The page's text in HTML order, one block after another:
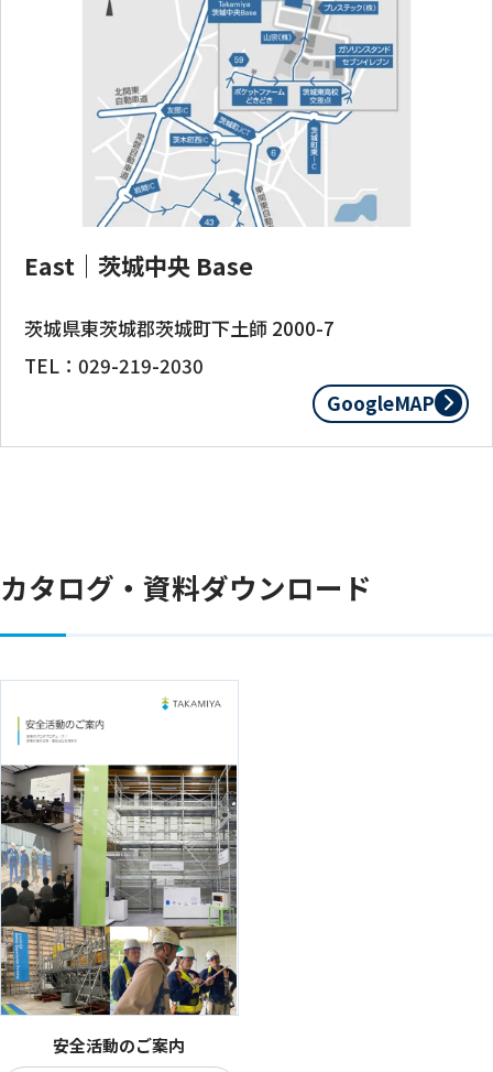
East｜茨城中央 Base
茨城県東茨城郡茨城町下土師 2000-7
TEL：029-219-2030
GoogleMAP
カタログ・資料ダウンロード
安全活動のご案内